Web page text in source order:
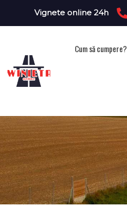
Vignete online 24h
Cum să cumpere?